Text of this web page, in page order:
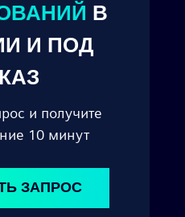
ЗАПРОС
В
И ПОД
и получите
10 минут